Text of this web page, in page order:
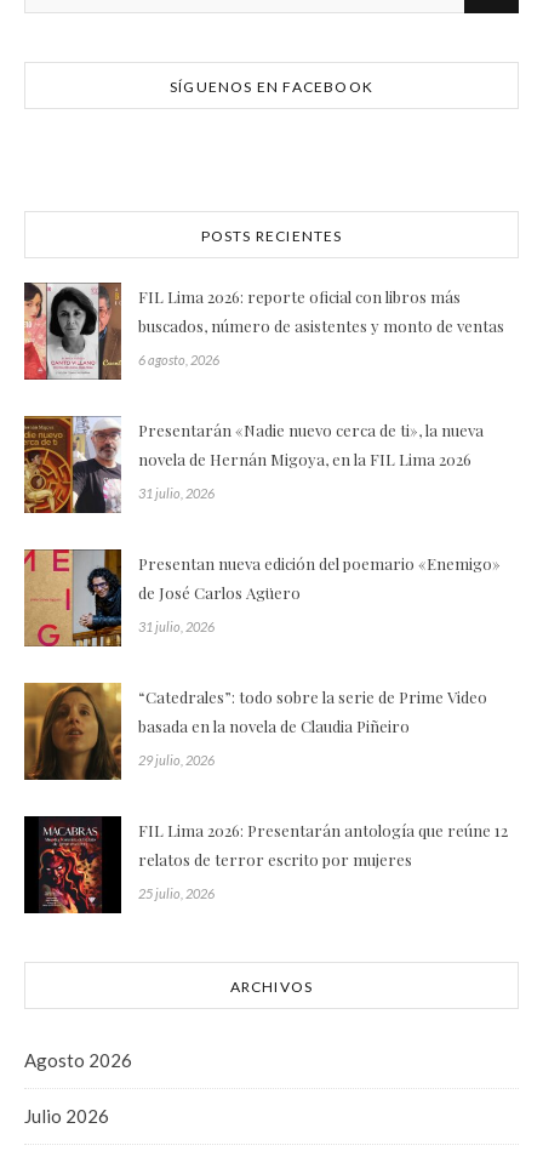
SÍGUENOS EN FACEBOOK
POSTS RECIENTES
FIL Lima 2026: reporte oficial con libros más
buscados, número de asistentes y monto de ventas
6 agosto, 2026
Presentarán «Nadie nuevo cerca de ti», la nueva
novela de Hernán Migoya, en la FIL Lima 2026
31 julio, 2026
Presentan nueva edición del poemario «Enemigo»
de José Carlos Agüero
31 julio, 2026
“Catedrales”: todo sobre la serie de Prime Video
basada en la novela de Claudia Piñeiro
29 julio, 2026
FIL Lima 2026: Presentarán antología que reúne 12
relatos de terror escrito por mujeres
25 julio, 2026
ARCHIVOS
Agosto 2026
Julio 2026